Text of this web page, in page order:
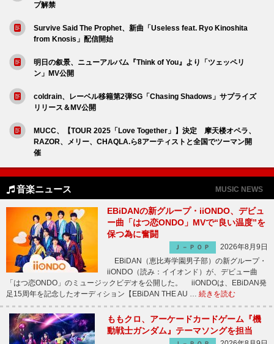
プ解禁
Survive Said The Prophet、新曲「Useless feat. Ryo Kinoshita
from Knosis」配信開始
明日の叙景、ニューアルバム『Think of You』より「ツェッペリ
ン」MV公開
coldrain、レーベル移籍第2弾SG「Chasing Shadows」サプライズ
リリース＆MV公開
MUCC、【TOUR 2025「Love Together」】決定 摩天楼オペラ、
RAZOR、メリー、CHAQLA.ら8アーティストと全国でツーマン開
催
音楽ニュース MUSIC NEWS
EBiDANの新グループ・iiONDO、デビュ
ー曲「はつ恋ONDO」MVで“良い温度”を
保つ為に奮闘
Ｊ－ＰＯＰ
2026年8月9日
EBiDAN（恵比寿学園男子部）の新グループ・
iiONDO（読み：イイオンド）が、デビュー曲
「はつ恋ONDO」のミュージックビデオを公開した。 iiONDOは、EBiDAN発
足15周年を記念したオーディション【EBiDAN THE AU … 続きを読む
ももクロ、アーケードカードゲーム『機
動戦士ガンダム』テーマソングを担当